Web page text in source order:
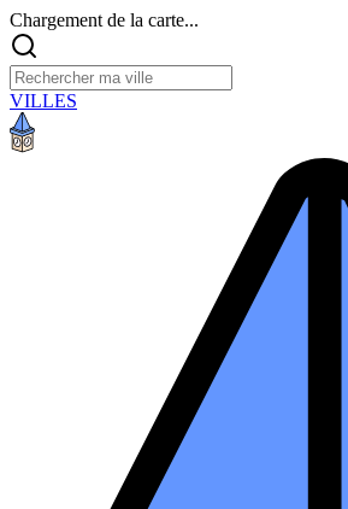
Chargement de la carte...
VILLES